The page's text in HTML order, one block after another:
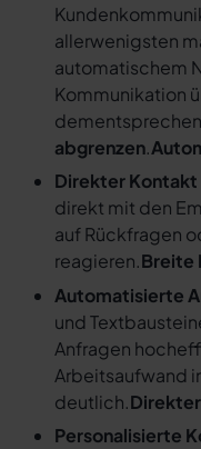
allerwenigsten
automatischem
Kommunikation
abgrenzen.
Direkter
direkt mit den
auf Rückfragen
reagieren.Breite
Automatisierte
und
Anfragen
Arbeitsaufwand
deutlich.
Personalisierte